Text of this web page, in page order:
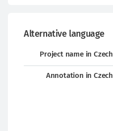
Alternative language
Project name in Czech
Annotation in Czech